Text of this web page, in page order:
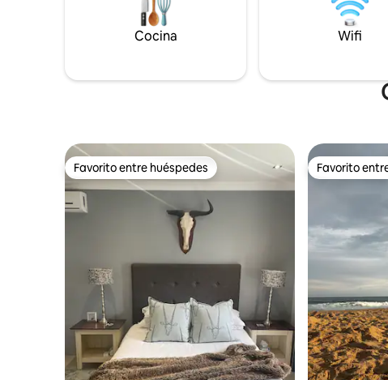
mientras contemplas las estrellas. Cree
la iluminación perfecta para una cita
romántica o unas vacaciones de trabajo,
jardín privado
disfrutas del
Nkonka
Cocina Wifi
Favorito entre huéspedes
Favorito entre huéspedes Favorito
Favorito